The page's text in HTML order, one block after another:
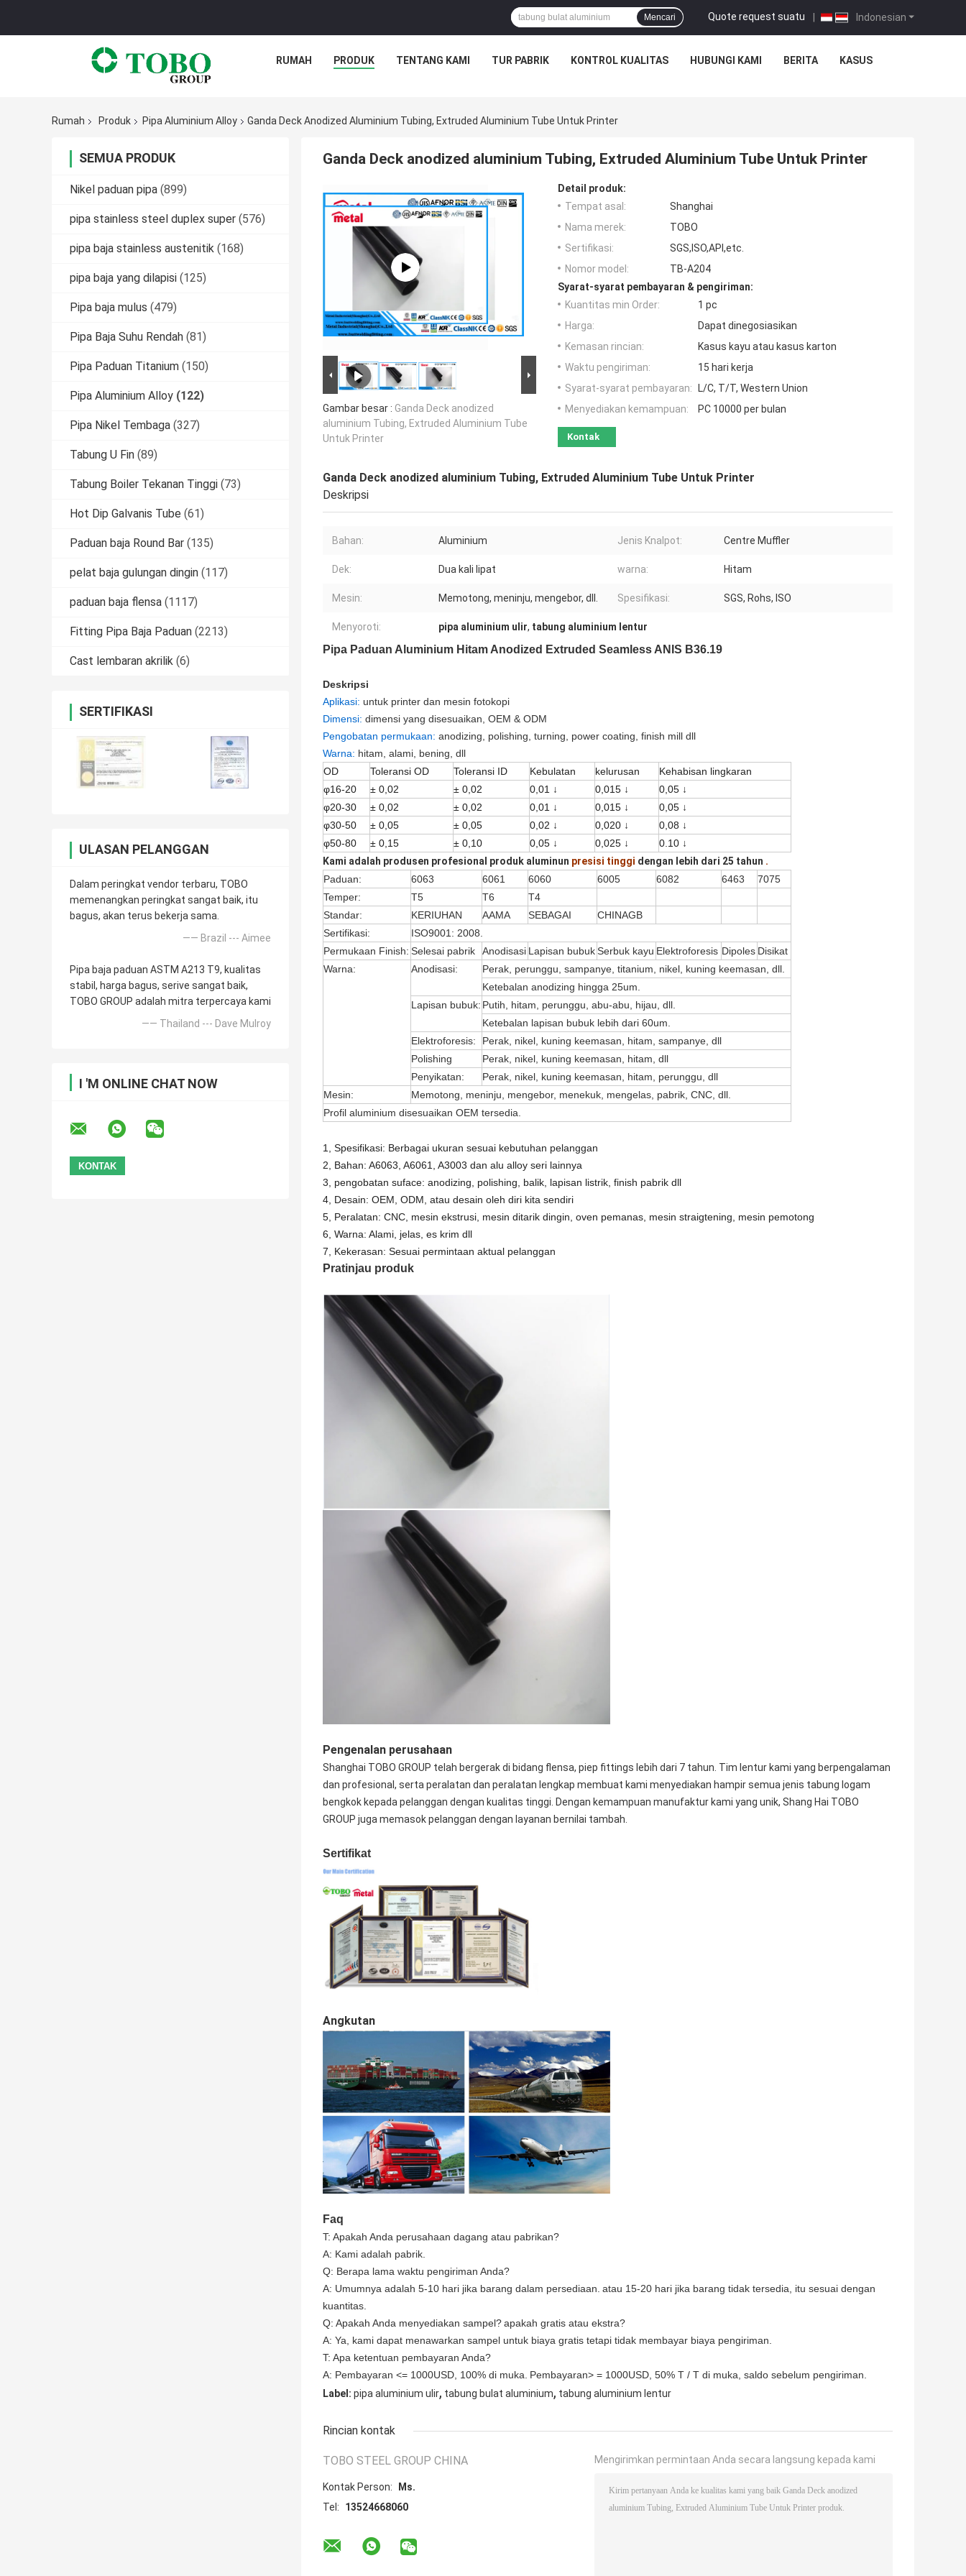
Indonesian
Quote request suatu |
Mencari
RUMAH PRODUK TENTANG KAMI TUR PABRIK KONTROL KUALITAS HUBUNGI KAMI BERITA KASUS
Rumah Produk Pipa Aluminium Alloy Ganda Deck Anodized Aluminium Tubing, Extruded Aluminium Tube Untuk Printer
SEMUA PRODUK
Nikel paduan pipa (899)
pipa stainless steel duplex super (576)
pipa baja stainless austenitik (168)
pipa baja yang dilapisi (125)
Pipa baja mulus (479)
Pipa Baja Suhu Rendah (81)
Pipa Paduan Titanium (150)
Pipa Aluminium Alloy (122)
Pipa Nikel Tembaga (327)
Tabung U Fin (89)
Tabung Boiler Tekanan Tinggi (73)
Hot Dip Galvanis Tube (61)
Paduan baja Round Bar (135)
pelat baja gulungan dingin (117)
paduan baja flensa (1117)
Fitting Pipa Baja Paduan (2213)
Cast lembaran akrilik (6)
SERTIFIKASI
ULASAN PELANGGAN
Dalam peringkat vendor terbaru, TOBO
memenangkan peringkat sangat baik, itu
bagus, akan terus bekerja sama.
—— Brazil --- Aimee
Pipa baja paduan ASTM A213 T9, kualitas
stabil, harga bagus, serive sangat baik,
TOBO GROUP adalah mitra terpercaya kami
—— Thailand --- Dave Mulroy
I 'M ONLINE CHAT NOW
Ganda Deck anodized aluminium Tubing, Extruded Aluminium Tube Untuk Printer
Gambar besar : Ganda Deck anodized
aluminium Tubing, Extruded Aluminium Tube
Untuk Printer
Detail produk:
Tempat asal:
Shanghai
Nama merek:
TOBO
Sertifikasi:
SGS,ISO,API,etc.
Nomor model:
TB-A204
Syarat-syarat pembayaran & pengiriman:
Kuantitas min Order:
1 pc
Harga:
Dapat dinegosiasikan
Kemasan rincian:
Kasus kayu atau kasus karton
Waktu pengiriman:
15 hari kerja
Syarat-syarat pembayaran:
L/C, T/T, Western Union
Menyediakan kemampuan:
PC 10000 per bulan
Kontak
Ganda Deck anodized aluminium Tubing, Extruded Aluminium Tube Untuk Printer
Deskripsi
Bahan: Aluminium Jenis Knalpot: Centre Muffler
Dek: Dua kali lipat warna: Hitam
Mesin: Memotong, meninju, mengebor, dll. Spesifikasi: SGS, Rohs, ISO
Menyoroti: pipa aluminium ulir, tabung aluminium lentur
Pipa Paduan Aluminium Hitam Anodized Extruded Seamless ANIS B36.19
Deskripsi
Aplikasi: untuk printer dan mesin fotokopi
Dimensi: dimensi yang disesuaikan, OEM & ODM
Pengobatan permukaan: anodizing, polishing, turning, power coating, finish mill dll
Warna: hitam, alami, bening, dll
OD
Toleransi OD Toleransi ID Kebulatan kelurusan
Kehabisan lingkaran
φ16-20
± 0,02 ± 0,02 0,01 ↓ 0,015 ↓
0,05 ↓
φ20-30
± 0,02 ± 0,02 0,01 ↓ 0,015 ↓
0,05 ↓
φ30-50
± 0,05 ± 0,05 0,02 ↓ 0,020 ↓
0,08 ↓
φ50-80
± 0,15 ± 0,10 0,05 ↓ 0,025 ↓
0.10 ↓
Kami adalah produsen profesional produk aluminun presisi tinggi dengan lebih dari 25 tahun .
Paduan:
6063 6061 6060 6005 6082 6463
7075
Temper:
T5 T6
T4
Standar:
KERIUHAN AAMA SEBAGAI
CHINAGB
Sertifikasi:
ISO9001: 2008.
Permukaan Finish: Selesai pabrik Anodisasi Lapisan bubukSerbuk kayu Elektroforesis Dipoles Disikat
Warna:
Anodisasi:
Perak, perunggu, sampanye, titanium, nikel, kuning keemasan, dll.
Ketebalan anodizing hingga 25um.
Lapisan bubuk: Putih, hitam, perunggu, abu-abu, hijau, dll.
Ketebalan lapisan bubuk lebih dari 60um.
Elektroforesis:
Perak, nikel, kuning keemasan, hitam, sampanye, dll
Polishing
Perak, nikel, kuning keemasan, hitam, dll
Penyikatan:
Perak, nikel, kuning keemasan, hitam, perunggu, dll
Mesin:
Memotong, meninju, mengebor, menekuk, mengelas, pabrik, CNC, dll.
Profil aluminium disesuaikan OEM tersedia.
1, Spesifikasi: Berbagai ukuran sesuai kebutuhan pelanggan
2, Bahan: A6063, A6061, A3003 dan alu alloy seri lainnya
3, pengobatan suface: anodizing, polishing, balik, lapisan listrik, finish pabrik dll
4, Desain: OEM, ODM, atau desain oleh diri kita sendiri
5, Peralatan: CNC, mesin ekstrusi, mesin ditarik dingin, oven pemanas, mesin straigtening, mesin pemotong
6, Warna: Alami, jelas, es krim dll
7, Kekerasan: Sesuai permintaan aktual pelanggan
Pratinjau produk
Pengenalan perusahaan
Shanghai TOBO GROUP telah bergerak di bidang flensa, piep fittings lebih dari 7 tahun. Tim lentur kami yang berpengalaman
dan profesional, serta peralatan dan peralatan lengkap membuat kami menyediakan hampir semua jenis tabung logam
bengkok kepada pelanggan dengan kualitas tinggi. Dengan kemampuan manufaktur kami yang unik, Shang Hai TOBO
GROUP juga memasok pelanggan dengan layanan bernilai tambah.
Sertifikat
Angkutan
Faq
T: Apakah Anda perusahaan dagang atau pabrikan?
A: Kami adalah pabrik.
Q: Berapa lama waktu pengiriman Anda?
A: Umumnya adalah 5-10 hari jika barang dalam persediaan. atau 15-20 hari jika barang tidak tersedia, itu sesuai dengan
kuantitas.
Q: Apakah Anda menyediakan sampel?apakah gratis atau ekstra?
A: Ya, kami dapat menawarkan sampel untuk biaya gratis tetapi tidak membayar biaya pengiriman.
T: Apa ketentuan pembayaran Anda?
A: Pembayaran <= 1000USD, 100% di muka. Pembayaran> = 1000USD, 50% T / T di muka, saldo sebelum pengiriman.
Label: pipa aluminium ulir, tabung bulat aluminium, tabung aluminium lentur
Rincian kontak
TOBO STEEL GROUP CHINA
Kontak Person:
Ms.
Tel:
13524668060
Mengirimkan permintaan Anda secara langsung kepada kami